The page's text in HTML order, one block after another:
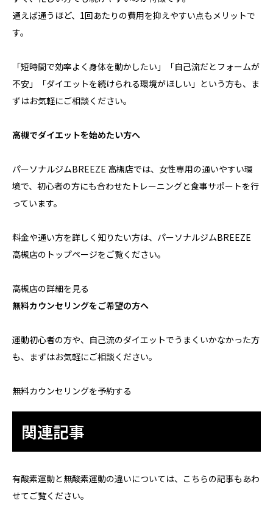
通えば通うほど、1回あたりの費用を抑えやすい点もメリットで
す。
「短時間で効率よく身体を動かしたい」「自己流だとフォームが
不安」「ダイエットを続けられる環境がほしい」という方も、ま
ずはお気軽にご相談ください。
高槻でダイエットを始めたい方へ
パーソナルジムBREEZE 高槻店では、女性専用の通いやすい環
境で、初心者の方にも合わせたトレーニングと食事サポートを行
っています。
料金や通い方を詳しく知りたい方は、パーソナルジムBREEZE
高槻店のトップページをご覧ください。
高槻店の詳細を見る
無料カウンセリングをご希望の方へ
運動初心者の方や、自己流のダイエットでうまくいかなかった方
も、まずはお気軽にご相談ください。
無料カウンセリングを予約する
関連記事
有酸素運動と無酸素運動の違いについては、こちらの記事もあわ
せてご覧ください。